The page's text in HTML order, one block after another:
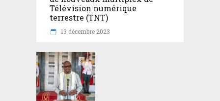
Télévision numérique
terrestre (TNT)
13 décembre 2023